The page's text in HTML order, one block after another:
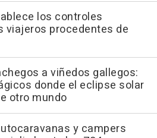
los controles
viajeros procedentes de
a viñedos gallegos:
donde el eclipse solar
otro mundo
y campers